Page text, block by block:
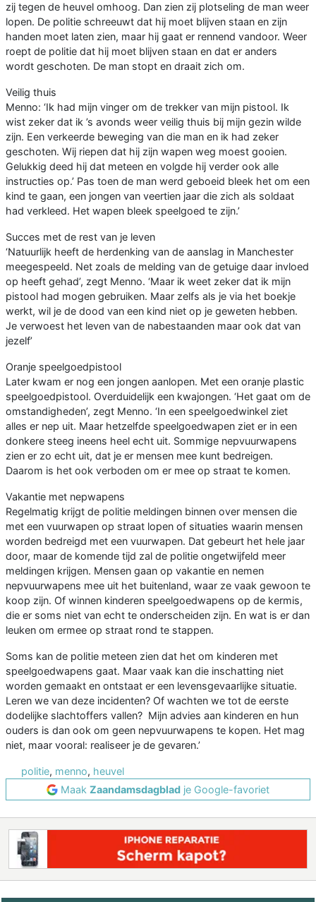
zij tegen de heuvel omhoog. Dan zien zij plotseling de man weer
lopen. De politie schreeuwt dat hij moet blijven staan en zijn
handen moet laten zien, maar hij gaat er rennend vandoor. Weer
roept de politie dat hij moet blijven staan en dat er anders
wordt geschoten. De man stopt en draait zich om.
Veilig thuis
Menno: ‘Ik had mijn vinger om de trekker van mijn pistool. Ik
wist zeker dat ik ’s avonds weer veilig thuis bij mijn gezin wilde
zijn. Een verkeerde beweging van die man en ik had zeker
geschoten. Wij riepen dat hij zijn wapen weg moest gooien.
Gelukkig deed hij dat meteen en volgde hij verder ook alle
instructies op.’ Pas toen de man werd geboeid bleek het om een
kind te gaan, een jongen van veertien jaar die zich als soldaat
had verkleed. Het wapen bleek speelgoed te zijn.’
Succes met de rest van je leven
‘Natuurlijk heeft de herdenking van de aanslag in Manchester
meegespeeld. Net zoals de melding van de getuige daar invloed
op heeft gehad’, zegt Menno. ‘Maar ik weet zeker dat ik mijn
pistool had mogen gebruiken. Maar zelfs als je via het boekje
werkt, wil je de dood van een kind niet op je geweten hebben.
Je verwoest het leven van de nabestaanden maar ook dat van
jezelf’
Oranje speelgoedpistool
Later kwam er nog een jongen aanlopen. Met een oranje plastic
speelgoedpistool. Overduidelijk een kwajongen. ‘Het gaat om de
omstandigheden’, zegt Menno. ‘In een speelgoedwinkel ziet
alles er nep uit. Maar hetzelfde speelgoedwapen ziet er in een
donkere steeg ineens heel echt uit. Sommige nepvuurwapens
zien er zo echt uit, dat je er mensen mee kunt bedreigen.
Daarom is het ook verboden om er mee op straat te komen.
Vakantie met nepwapens
Regelmatig krijgt de politie meldingen binnen over mensen die
met een vuurwapen op straat lopen of situaties waarin mensen
worden bedreigd met een vuurwapen. Dat gebeurt het hele jaar
door, maar de komende tijd zal de politie ongetwijfeld meer
meldingen krijgen. Mensen gaan op vakantie en nemen
nepvuurwapens mee uit het buitenland, waar ze vaak gewoon te
koop zijn. Of winnen kinderen speelgoedwapens op de kermis,
die er soms niet van echt te onderscheiden zijn. En wat is er dan
leuken om ermee op straat rond te stappen.
Soms kan de politie meteen zien dat het om kinderen met
speelgoedwapens gaat. Maar vaak kan die inschatting niet
worden gemaakt en ontstaat er een levensgevaarlijke situatie.
Leren we van deze incidenten? Of wachten we tot de eerste
dodelijke slachtoffers vallen? Mijn advies aan kinderen en hun
ouders is dan ook om geen nepvuurwapens te kopen. Het mag
niet, maar vooral: realiseer je de gevaren.’
politie, menno, heuvel
Maak Zaandamsdagblad je Google-favoriet